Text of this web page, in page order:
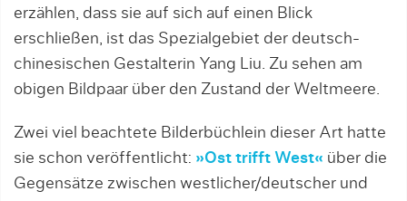
erzählen, dass sie auf sich auf einen Blick
erschließen, ist das Spezialgebiet der deutsch-
chinesischen Gestalterin Yang Liu. Zu sehen am
obigen Bildpaar über den Zustand der Weltmeere.
Zwei viel beachtete Bilderbüchlein dieser Art hatte
sie schon veröffentlicht: »Ost trifft West« über die
Gegensätze zwischen westlicher/deutscher und